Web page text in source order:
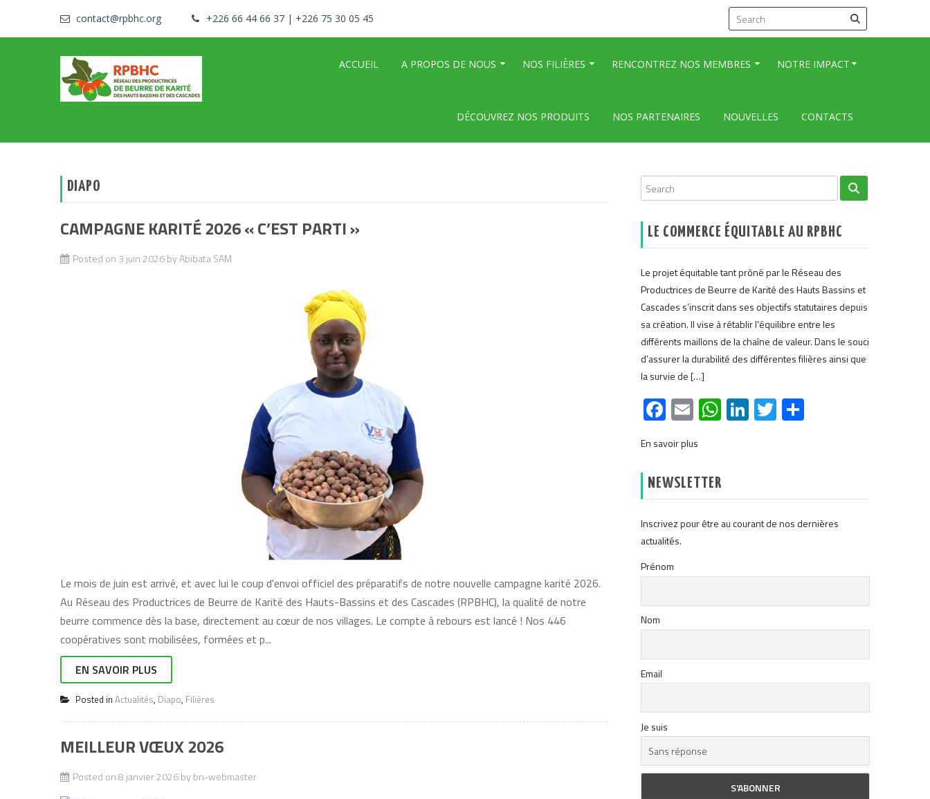
contact@rpbhc.org +226 66 44 66 37 | +226 75 30 05 45
ACCUEIL A PROPOS DE NOUS NOS FILIÈRES RENCONTREZ NOS MEMBRES NOTRE IMPACT
DÉCOUVREZ NOS PRODUITS NOS PARTENAIRES NOUVELLES CONTACTS
DIAPO
CAMPAGNE KARITÉ 2026 « C’EST PARTI »
Posted on 3 juin 2026byAbibata SAM
Le mois de juin est arrivé, et avec lui le coup d'envoi officiel des préparatifs de notre nouvelle campagne karité 2026.
Au Réseau des Productrices de Beurre de Karité des Hauts-Bassins et des Cascades (RPBHC), la qualité de notre
beurre commence dès la base, directement au cœur de nos villages. Le compte à rebours est lancé ! Nos 446
coopératives sont mobilisées, formées et p...
EN SAVOIR PLUS
Posted in Actualités, Diapo, Filières
MEILLEUR VŒUX 2026
Posted on8 janvier 2026by bn-webmaster
LE COMMERCE ÉQUITABLE AU RPBHC
Le projet équitable tant prôné par le Réseau des
Productrices de Beurre de Karité des Hauts Bassins et
Cascades s’inscrit dans ses objectifs statutaires depuis
sa création. Il vise à rétablir l’équilibre entre les
différents maillons de la chaîne de valeur. Dans le souci
d’assurer la durabilité des différentes filières ainsi que
la survie de […]
Facebook
EmailWhatsApp
LinkedIn
Twitter
En savoir plus
NEWSLETTER
Inscrivez pour être au courant de nos dernières
actualités.
Prénom
Nom
Email
Je suis